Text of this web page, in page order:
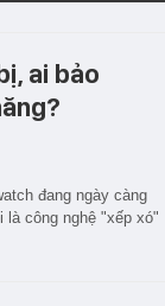
ai bảo
đang ngày càng
công nghệ "xếp xó"